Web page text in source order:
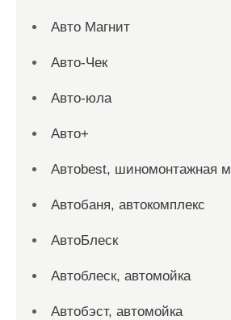
Авто Магнит
Авто-Чек
Авто-юла
Авто+
Автоbest, шиномонтажная
Автобаня, автокомплекс
АвтоБлеск
Автоблеск, автомойка
Автобэст, автомойка